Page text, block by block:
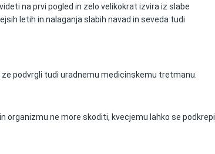
na prvi pogled in zelo velikokrat izvira iz slabe
letih in nalaganja slabih navad in seveda tudi
podvrgli tudi uradnemu medicinskemu tretmanu.
organizmu ne more skoditi, kvecjemu lahko se podkrepi